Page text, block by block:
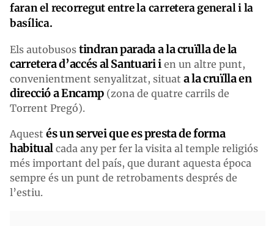
faran el recorregut entre la carretera general i la
basílica.
Els autobusos tindran parada a la cruïlla de la
carretera d’accés al Santuari i en un altre punt,
convenientment senyalitzat, situat a la cruïlla en
direcció a Encamp(zona de quatre carrils de
Torrent Pregó).
Aquest és un servei que es presta de forma
habitual cada any per fer la visita al temple religiós
més important del país, que durant aquesta época
sempre és un punt de retrobaments després de
l’estiu.